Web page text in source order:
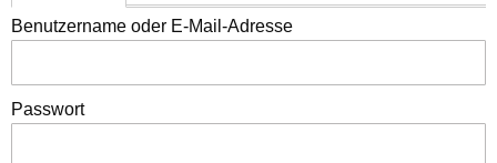
Benutzername oder E-Mail-Adresse
Passwort